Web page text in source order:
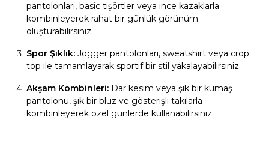
pantolonları, basic tişörtler veya ince kazaklarla
kombinleyerek rahat bir günlük görünüm
oluşturabilirsiniz.
Spor Şıklık: Jogger pantolonları, sweatshirt veya crop
top ile tamamlayarak sportif bir stil yakalayabilirsiniz.
Akşam Kombinleri: Dar kesim veya şık bir kumaş
pantolonu, şık bir bluz ve gösterişli takılarla
kombinleyerek özel günlerde kullanabilirsiniz.